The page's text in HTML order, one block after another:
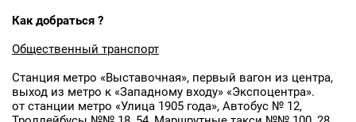
Как добраться ?
Общественный транспорт
Станция метро «Выставочная», первый вагон из центра,
выход из метро к «Западному входу» «Экспоцентра».
от станции метро «Улица 1905 года», Автобус № 12,
Заявка на бесплатные образцы
ФИО